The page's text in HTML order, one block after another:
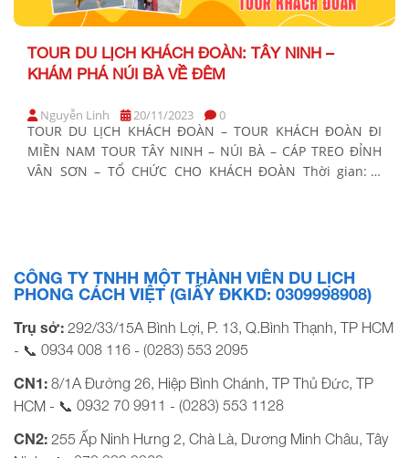
TOUR DU LỊCH KHÁCH ĐOÀN: TÂY NINH –
KHÁM PHÁ NÚI BÀ VỀ ĐÊM
Nguyễn Linh 20/11/2023 0
TOUR DU LỊCH KHÁCH ĐOÀN – TOUR KHÁCH ĐOÀN ĐI
MIỀN NAM TOUR TÂY NINH – NÚI BÀ – CÁP TREO ĐỈNH
VÂN SƠN – TỔ CHỨC CHO KHÁCH ĐOÀN Thời gian: 1
CÔNG TY TNHH MỘT THÀNH VIÊN DU LỊCH
PHONG CÁCH VIỆT (GIẤY ĐKKD: 0309998908)
Trụ sở: 292/33/15A Bình Lợi, P. 13, Q.Bình Thạnh, TP HCM
- 📞 0934 008 116 - (0283) 553 2095
CN1: 8/1A Đường 26, Hiệp Bình Chánh, TP Thủ Đức, TP
HCM - 📞 0932 70 9911 - (0283) 553 1128
CN2: 255 Ấp Ninh Hưng 2, Chà Là, Dương Minh Châu, Tây